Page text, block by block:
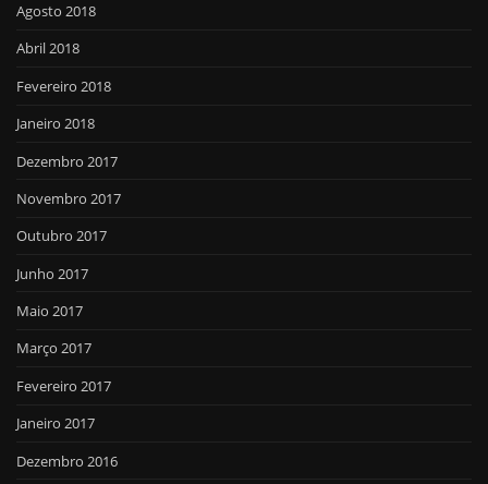
Agosto 2018
Abril 2018
Fevereiro 2018
Janeiro 2018
Dezembro 2017
Novembro 2017
Outubro 2017
Junho 2017
Maio 2017
Março 2017
Fevereiro 2017
Janeiro 2017
Dezembro 2016